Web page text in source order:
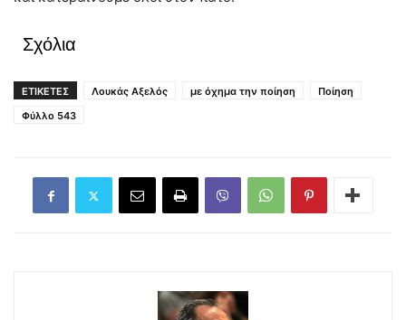
Σχόλια
ΕΤΙΚΕΤΕΣ Λουκάς Αξελός με όχημα την ποίηση
Ποίηση
Φύλλο 543